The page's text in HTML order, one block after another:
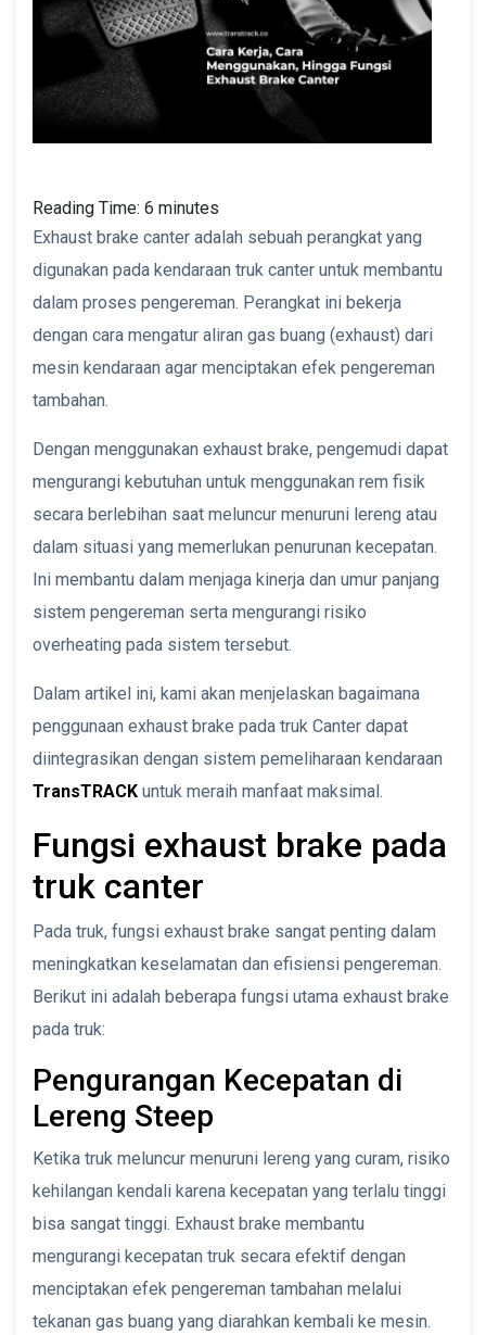
Reading Time: 6 minutes
Exhaust brake canter adalah sebuah perangkat yang
digunakan pada kendaraan truk canter untuk membantu
dalam proses pengereman. Perangkat ini bekerja
dengan cara mengatur aliran gas buang (exhaust) dari
mesin kendaraan agar menciptakan efek pengereman
tambahan.
Dengan menggunakan exhaust brake, pengemudi dapat
mengurangi kebutuhan untuk menggunakan rem fisik
secara berlebihan saat meluncur menuruni lereng atau
dalam situasi yang memerlukan penurunan kecepatan.
Ini membantu dalam menjaga kinerja dan umur panjang
sistem pengereman serta mengurangi risiko
overheating pada sistem tersebut.
Dalam artikel ini, kami akan menjelaskan bagaimana
penggunaan exhaust brake pada truk Canter dapat
diintegrasikan dengan sistem pemeliharaan kendaraan
TransTRACK untuk meraih manfaat maksimal.
Fungsi exhaust brake pada
truk canter
Pada truk, fungsi exhaust brake sangat penting dalam
meningkatkan keselamatan dan efisiensi pengereman.
Berikut ini adalah beberapa fungsi utama exhaust brake
pada truk:
Pengurangan Kecepatan di
Lereng Steep
Ketika truk meluncur menuruni lereng yang curam, risiko
kehilangan kendali karena kecepatan yang terlalu tinggi
bisa sangat tinggi. Exhaust brake membantu
mengurangi kecepatan truk secara efektif dengan
menciptakan efek pengereman tambahan melalui
tekanan gas buang yang diarahkan kembali ke mesin.